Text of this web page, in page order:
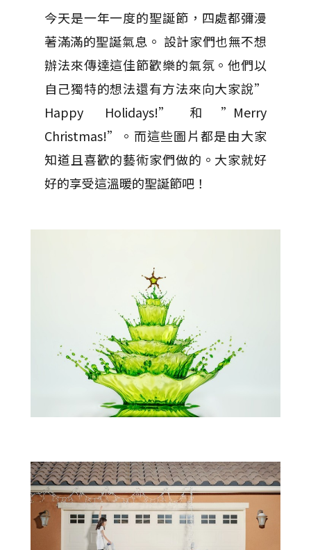
今天是一年一度的聖誕節，四處都彌漫
著滿滿的聖誕氣息。 設計家們也無不想
辦法來傳達這佳節歡樂的氣氛。他們以
自己獨特的想法還有方法來向大家說”
Happy Holidays!”和”Merry
Christmas!”。而這些圖片都是由大家
知道且喜歡的藝術家們做的。大家就好
好的享受這溫暖的聖誕節吧！